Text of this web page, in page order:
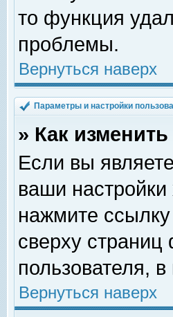
то функция
проблемы.
Вернуться наверх
Параметры и настройки
» Как
Если вы
ваши
нажмите
сверху
пользователя,
Вернуться наверх